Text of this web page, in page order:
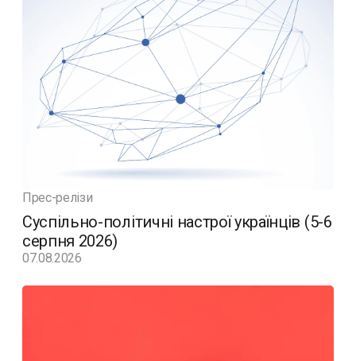
Прес-релізи
Суспільно-політичні настрої українців (5-6
серпня 2026)
07.08.2026